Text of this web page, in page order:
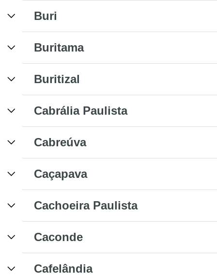
Buri
Buritama
Buritizal
Cabrália Paulista
Cabreúva
Caçapava
Cachoeira Paulista
Caconde
Cafelândia